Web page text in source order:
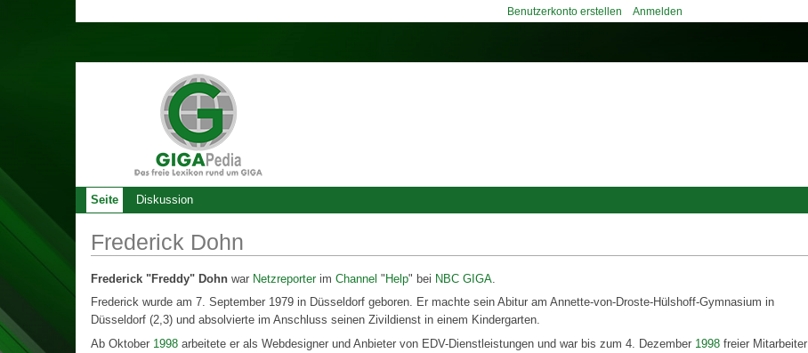
Frederick Dohn
Frederick "Freddy" Dohn war Netzreporterim Channel "Help" bei NBC GIGA
Frederick wurde am 7. September 1979 in Düsseldorf geboren. Er machte sein Abitur am Annette-von-Droste-Hülshoff-Gymnasium in
Düsseldorf (2,3) und absolvierte im Anschluss seinen Zivildienst in einem Kindergarten.
Ab Oktober 1998 arbeitete er als Webdesigner und Anbieter von EDV-Dienstleistungen und war bis zum 4. Dezember 1998 freier Mitarbeiter
Seite Diskussion
Benutzerkonto erstellen Anmelden